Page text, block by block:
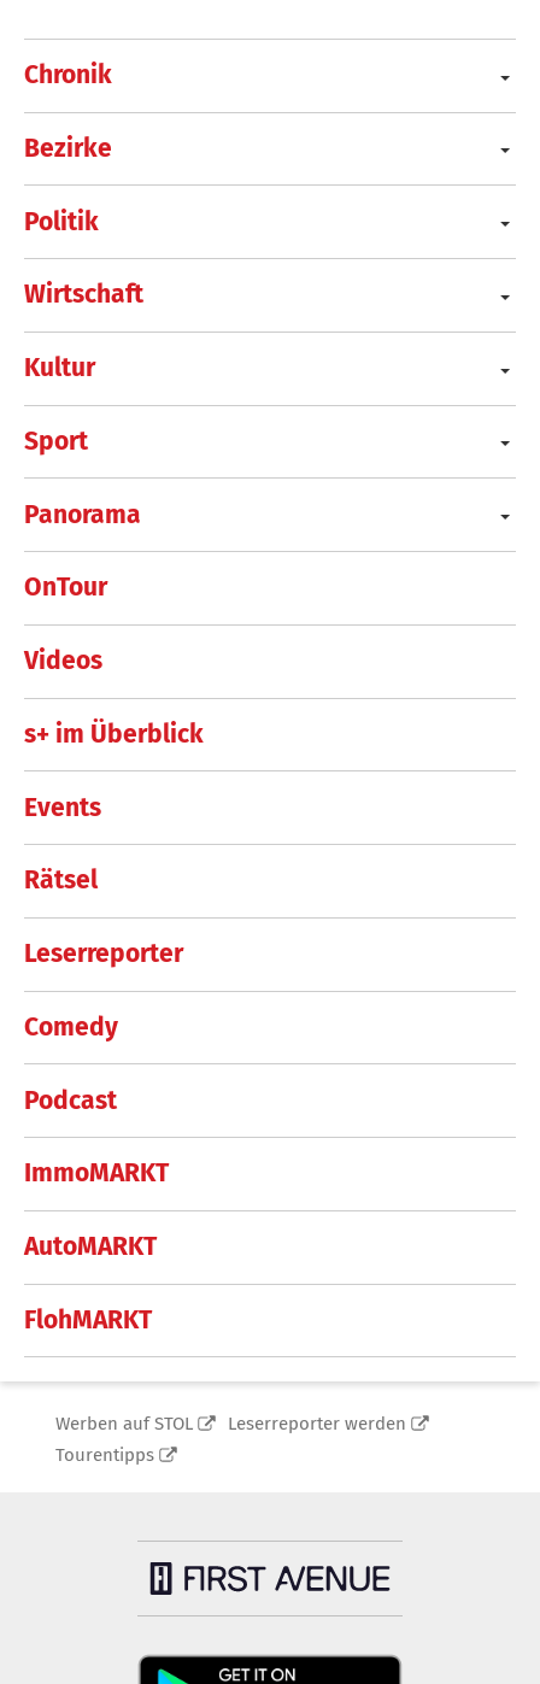
Chronik
Bezirke
Politik
Wirtschaft
Kultur
Sport
Panorama
OnTour
Videos
s+ im Überblick
Events
Rätsel
Leserreporter
Comedy
Podcast
ImmoMARKT
AutoMARKT
FlohMARKT
Werben auf STOL
Leserreporter werden
Tourentipps